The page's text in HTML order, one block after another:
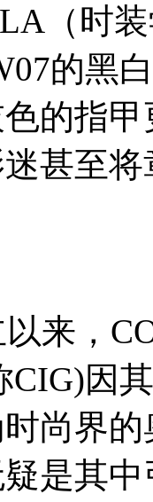
（时
的黑
的指
甚至
来，
CIG)因
尚界
是其